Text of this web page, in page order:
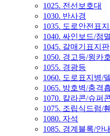
1025. 전선보호대
1030. 반사경
1035. 도로안전표
1040. 싸인보드/점
1045. 갈매기표지판
1050. 경고등/윙카
1055. 경광등
1060. 도로표지병/
1065. 방호벽/충격
1070. 칼라콘/슈퍼
1075. 조립식드럼/
1080. 자석
1085. 경계블록/안